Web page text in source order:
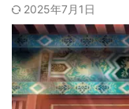
2025年7月1日